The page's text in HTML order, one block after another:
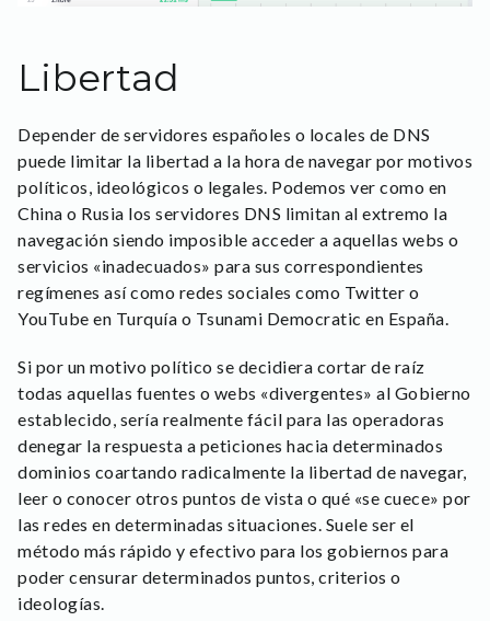
Libertad
Depender de servidores españoles o locales de DNS
puede limitar la libertad a la hora de navegar por motivos
políticos, ideológicos o legales. Podemos ver como en
China o Rusia los servidores DNS limitan al extremo la
navegación siendo imposible acceder a aquellas webs o
servicios «inadecuados» para sus correspondientes
regímenes así como redes sociales como Twitter o
YouTube en Turquía o Tsunami Democratic en España.
Si por un motivo político se decidiera cortar de raíz
todas aquellas fuentes o webs «divergentes» al Gobierno
establecido, sería realmente fácil para las operadoras
denegar la respuesta a peticiones hacia determinados
dominios coartando radicalmente la libertad de navegar,
leer o conocer otros puntos de vista o qué «se cuece» por
las redes en determinadas situaciones. Suele ser el
método más rápido y efectivo para los gobiernos para
poder censurar determinados puntos, criterios o
ideologías.